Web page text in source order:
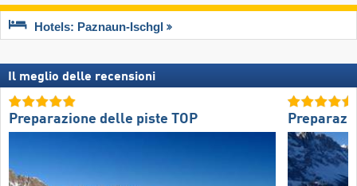
Hotels: Paznaun-Ischgl
Il meglio delle recensioni
Preparazione delle piste TOP